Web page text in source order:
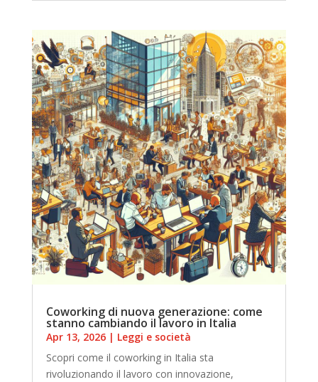
Coworking di nuova generazione: come
stanno cambiando il lavoro in Italia
Apr 13, 2026| Leggi e società
Scopri come il coworking in Italia sta
rivoluzionando il lavoro con innovazione,